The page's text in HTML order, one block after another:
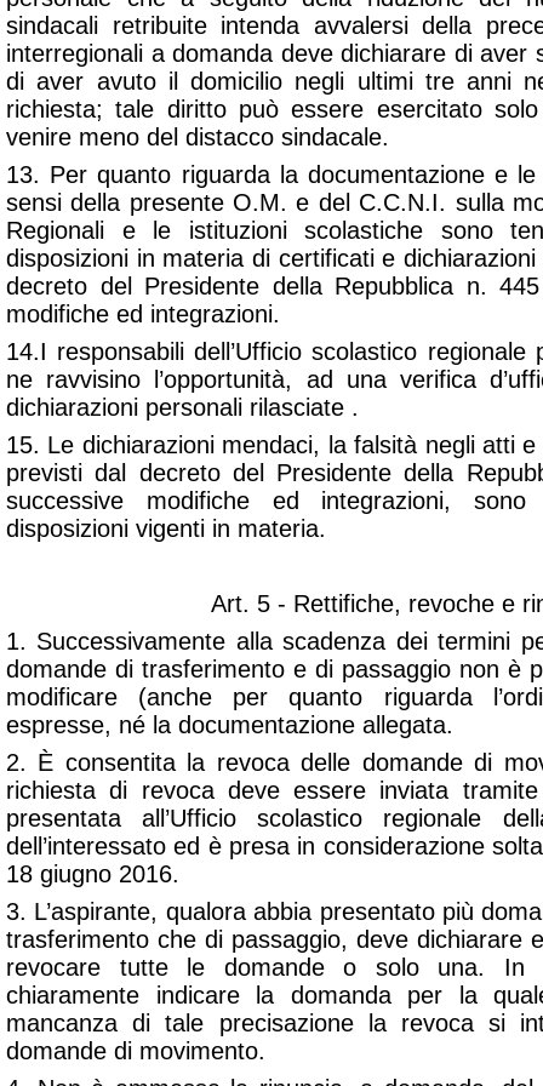
sindacali retribuite intenda avvalersi della
interregionali a domanda deve dichiarare di aver
di aver avuto il domicilio negli ultimi tre anni
richiesta; tale diritto può essere esercitato solo
venire meno del distacco sindacale.
13. Per quanto riguarda la documentazione e
sensi della presente O.M. e del C.C.N.I. sulla
Regionali e le istituzioni scolastiche sono
disposizioni in materia di certificati e
decreto del Presidente della Repubblica n.
modifiche ed integrazioni.
14.I responsabili dell’Ufficio scolastico
ne ravvisino l’opportunità, ad una verifica
dichiarazioni personali rilasciate .
15. Le dichiarazioni mendaci, la falsità negli atti
previsti dal decreto del Presidente della
successive modifiche ed integrazioni,
disposizioni vigenti in materia.
Art. 5 - Rettifiche, revoche e
1. Successivamente alla scadenza dei termini
domande di trasferimento e di passaggio non è
modificare (anche per quanto riguarda
espresse, né la documentazione allegata.
2. È consentita la revoca delle domande di
richiesta di revoca deve essere inviata
presentata all’Ufficio scolastico regionale
dell’interessato ed è presa in considerazione
18 giugno 2016.
3. L’aspirante, qualora abbia presentato più
trasferimento che di passaggio, deve dichiarare
revocare tutte le domande o solo una. In
chiaramente indicare la domanda per la
mancanza di tale precisazione la revoca si
domande di movimento.